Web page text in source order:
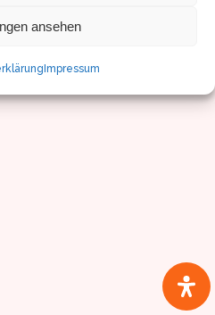
ansehen
Impressum